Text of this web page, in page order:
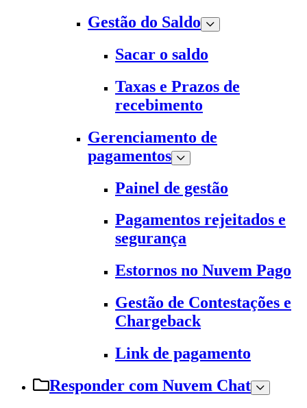
Gestão do Saldo
Sacar o saldo
Taxas e Prazos de
recebimento
Gerenciamento de
pagamentos
Painel de gestão
Pagamentos rejeitados e
segurança
Estornos no Nuvem Pago
Gestão de Contestações e
Chargeback
Link de pagamento
Responder com Nuvem Chat